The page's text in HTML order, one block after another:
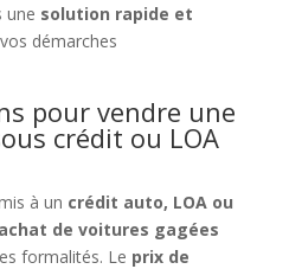
une solution rapide et
démarches
pour vendre une
crédit ou LOA
à un crédit auto, LOA ou
de voitures gagées
formalités. Le prix de